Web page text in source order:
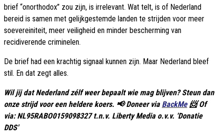
brief “onorthodox” zou zijn, is irrelevant. Wat telt, is of Nederland
bereid is samen met gelijkgestemde landen te strijden voor meer
soevereiniteit, meer veiligheid en minder bescherming van
recidiverende criminelen.
De brief had een krachtig signaal kunnen zijn. Maar Nederland bleef
stil. En dat zegt alles.
Wil jij dat Nederland zélf weer bepaalt wie mag blijven? Steun dan
onze strijd voor een heldere koers. 📢 Doneer via BackMe📨 Of
via: NL95RABO0159098327 t.n.v. Liberty Media o.v.v. 'Donatie
DDS'